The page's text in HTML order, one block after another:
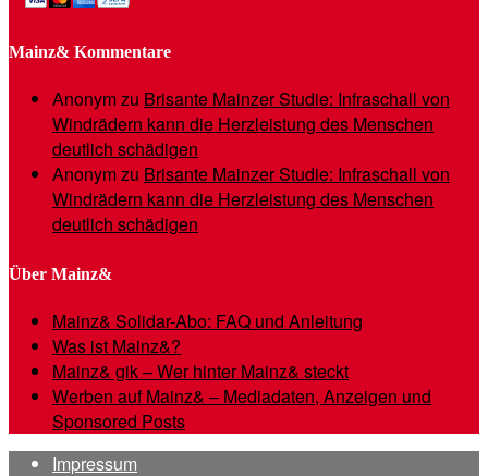
Mainz& Kommentare
Anonymzu Brisante Mainzer Studie: Infraschall von
Windrädern kann die Herzleistung des Menschen
deutlich schädigen
Anonymzu Brisante Mainzer Studie: Infraschall von
Windrädern kann die Herzleistung des Menschen
deutlich schädigen
Über Mainz&
Mainz& Solidar-Abo: FAQ und Anleitung
Was ist Mainz&?
Mainz& gik – Wer hinter Mainz& steckt
Werben auf Mainz& – Mediadaten, Anzeigen und
Sponsored Posts
Impressum